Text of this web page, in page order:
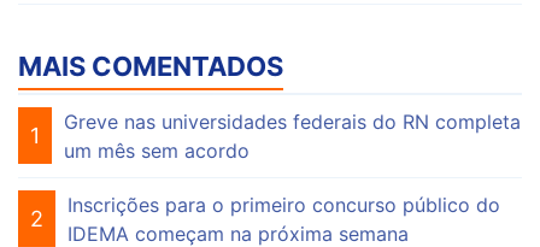
MAIS COMENTADOS
1
Greve nas universidades federais do RN completa
um mês sem acordo
2
Inscrições para o primeiro concurso público do
IDEMA começam na próxima semana